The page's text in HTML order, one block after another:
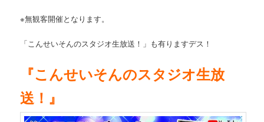
※無観客開催となります。
「こんせいそんのスタジオ生放送！」も有りますデス！
『こんせいそんのスタジオ生放
送！』